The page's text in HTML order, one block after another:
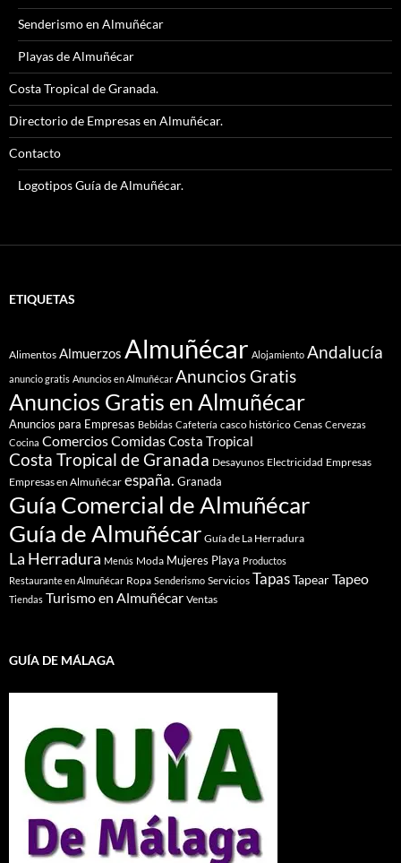
Senderismo en Almuñécar
Playas de Almuñécar
Costa Tropical de Granada.
Directorio de Empresas en Almuñécar.
Contacto
Logotipos Guía de Almuñécar.
ETIQUETAS
Alimentos Almuerzos Almuñécar Alojamiento Andalucía
anuncio gratis Anuncios en Almuñécar Anuncios Gratis
Anuncios Gratis en Almuñécar
Anuncios para Empresas Bebidas Cafetería casco histórico Cenas Cervezas
Cocina ComerciosComidasCosta Tropical
Costa Tropical de Granada Desayunos Electricidad Empresas
Empresas en Almuñécar españa. Granada
Guía Comercial de Almuñécar
Guía de Almuñécar Guía de La Herradura
La Herradura Menús Moda Mujeres Playa Productos
Restaurante en Almuñécar Ropa Senderismo Servicios TapasTapearTapeo
Tiendas Turismo en Almuñécar Ventas
GUÍA DE MÁLAGA